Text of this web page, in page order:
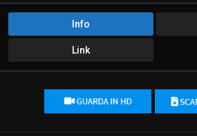
Info
Link